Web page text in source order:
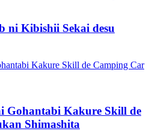
ni Kibishii Sekai desu
Gohantabi Kakure Skill de
Shimashita